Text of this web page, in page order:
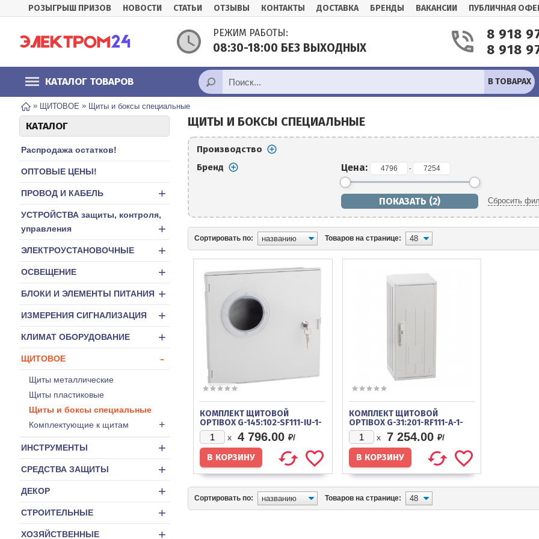
РОЗЫГРЫШ ПРИЗОВ НОВОСТИ СТАТЬИ ОТЗЫВЫ КОНТАКТЫ ДОСТАВКА БРЕНДЫ ВАКАНСИИ ПУБЛИЧНАЯ
РЕЖИМ РАБОТЫ:
08:30-18:00 БЕЗ ВЫХОДНЫХ
8 918
8 918
КАТАЛОГ ТОВАРОВ В ТОВАРАХ
» ЩИТОВОЕ » Щиты и боксы специальные
КАТАЛОГ
Распродажа остатков!
ОПТОВЫЕ ЦЕНЫ!
ПРОВОД И КАБЕЛЬ +
УСТРОЙСТВА защиты, контроля,
управления
+
ЭЛЕКТРОУСТАНОВОЧНЫЕ +
ОСВЕЩЕНИЕ +
БЛОКИ И ЭЛЕМЕНТЫ ПИТАНИЯ +
ИЗМЕРЕНИЯ СИГНАЛИЗАЦИЯ +
КЛИМАТ ОБОРУДОВАНИЕ +
ЩИТОВОЕ -
Щиты металлические
Щиты пластиковые
Щиты и боксы специальные
Комплектующие к щитам
+
ИНСТРУМЕНТЫ +
СРЕДСТВА ЗАЩИТЫ +
ДЕКОР +
СТРОИТЕЛЬНЫЕ +
ХОЗЯЙСТВЕННЫЕ +
ЩИТЫ И БОКСЫ СПЕЦИАЛЬНЫЕ
Производство
Бренд
Цена: -
Сбросить
Сортировать по: Товаров на странице:
КОМПЛЕКТ ЩИТОВОЙ
OPTIBOX G-145:102-SF111-IU-1-
IP54/OP/PMPN-26X26X4/W-89
x 4 796.00 ₽/
КОМПЛЕКТ ЩИТОВОЙ
OPTIBOX G-31:201-RF111-A-1-
IP54/WRS-T9/WE-107
x 7 254.00 ₽/
Сортировать по: Товаров на странице: